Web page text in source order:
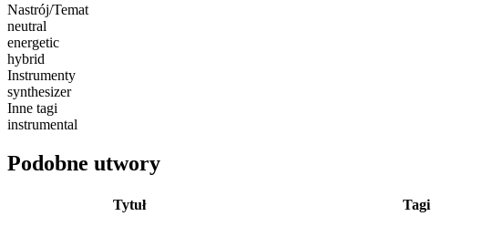
Nastrój/Temat
neutral
energetic
hybrid
Instrumenty
synthesizer
Inne tagi
instrumental
Podobne utwory
Tytuł Tagi